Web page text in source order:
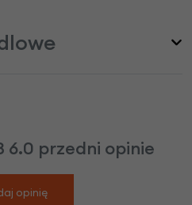
6.0 przedni opinie
opinię